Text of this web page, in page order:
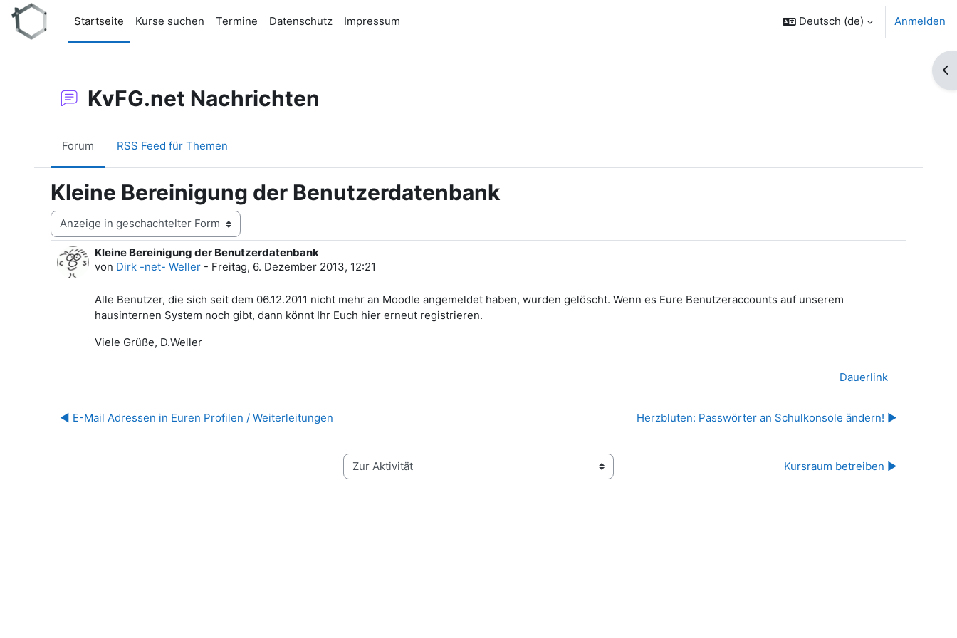
Zum Hauptinhalt
Startseite
Kurse suchen Termine Datenschutz Impressum Deutsch ‎(de)‎ Anmelden
KvFG.net Nachrichten
Forum RSS Feed für Themen
Kleine Bereinigung der Benutzerdatenbank
Anzeigemodus
Kleine Bereinigung der Benutzerdatenbank
von Dirk -net- Weller - Freitag, 6. Dezember 2013, 12:21
Anzahl Antworten: 0
Alle Benutzer, die sich seit dem 06.12.2011 nicht mehr an Moodle angemeldet haben, wurden gelöscht. Wenn es Eure Benutzeraccounts auf unserem
hausinternen System noch gibt, dann könnt Ihr Euch hier erneut registrieren.
Viele Grüße, D.Weller
Dauerlink
◀︎ E-Mail Adressen in Euren Profilen / Weiterleitungen Herzbluten: Passwörter an Schulkonsole ändern! ▶︎
Zur Aktivität Kursraum betreiben ▶︎